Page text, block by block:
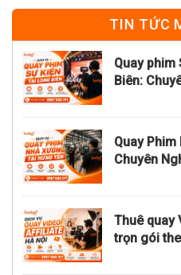
TIN TỨC
Quay phim
Biên:
Quay
Chuyên
Thuê quay
trọn gói